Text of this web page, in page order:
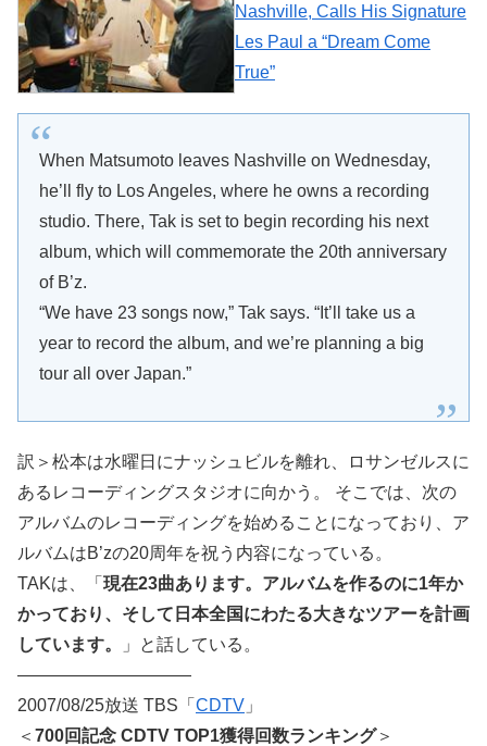
Nashville, Calls His Signature
Les Paul a “Dream Come
True”
When Matsumoto leaves Nashville on Wednesday,
he’ll fly to Los Angeles, where he owns a recording
studio. There, Tak is set to begin recording his next
album, which will commemorate the 20th anniversary
of B’z.
“We have 23 songs now,” Tak says. “It’ll take us a
year to record the album, and we’re planning a big
tour all over Japan.”
訳＞松本は水曜日にナッシュビルを離れ、ロサンゼルスに
あるレコーディングスタジオに向かう。 そこでは、次の
アルバムのレコーディングを始めることになっており、ア
ルバムはB’zの20周年を祝う内容になっている。
TAKは、「 現在23曲あります。アルバムを作るのに1年か
かっており、そして日本全国にわたる大きなツアーを計画
しています。
」と話している。
——————————
2007/08/25放送 TBS「 CDTV 」
＜ 700回記念 CDTV TOP1獲得回数ランキング＞